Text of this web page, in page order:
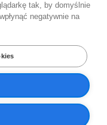
zastrzeżone.
Prywatności Regulamin
tak, by domyślnie
negatywnie na